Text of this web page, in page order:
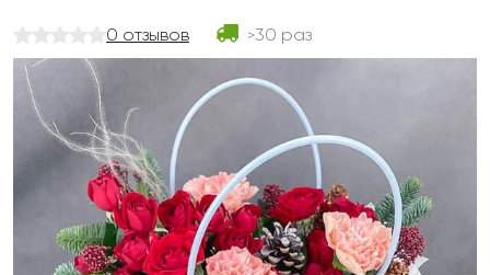
0 отзывов >30 раз